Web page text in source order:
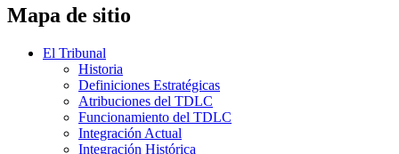
Mapa de sitio
El Tribunal
Historia
Definiciones Estratégicas
Atribuciones del TDLC
Funcionamiento del TDLC
Integración Actual
Integración Histórica